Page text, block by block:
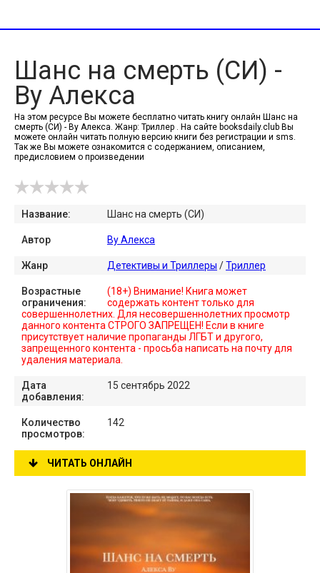
Шанс на смерть (СИ) -
Ву Алекса
На этом ресурсе Вы можете бесплатно читать книгу онлайн Шанс на
смерть (СИ) - Ву Алекса. Жанр: Триллер . На сайте booksdaily.club Вы
можете онлайн читать полную версию книги без регистрации и sms.
Так же Вы можете ознакомится с содержанием, описанием,
предисловием о произведении
Название: Шанс на смерть (СИ)
Автор Ву Алекса
Жанр Детективы и Триллеры /Триллер
Возрастные
ограничения:
(18+) Внимание! Книга может
содержать контент только для
совершеннолетних. Для несовершеннолетних просмотр
данного контента СТРОГО ЗАПРЕЩЕН! Если в книге
присутствует наличие пропаганды ЛГБТ и другого,
запрещенного контента - просьба написать на почту для
удаления материала.
Дата
добавления:
15 сентябрь 2022
Количество
просмотров:
142
ЧИТАТЬ ОНЛАЙН